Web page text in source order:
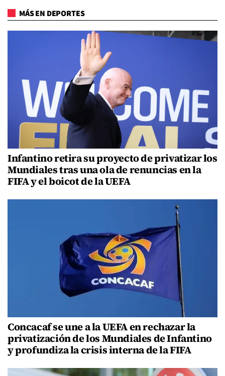
MÁS EN DEPORTES
Infantino retira su proyecto de privatizar los
Mundiales tras una ola de renuncias en la
FIFA y el boicot de la UEFA
Concacaf se une a la UEFA en rechazar la
privatización de los Mundiales de Infantino
y profundiza la crisis interna de la FIFA